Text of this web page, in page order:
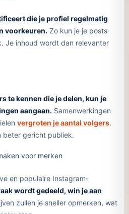
die je profiel regelmatig
voorkeuren. Zo kun je je posts
Je inhoud wordt dan relevanter
te kennen die je delen, kun je
aangaan. Samenwerkingen
vergroten je aantal volgers.
beter gericht publiek.
voor merken
en populaire Instagram-
wordt gedeeld, win je aan
zullen je sneller opmerken, wat